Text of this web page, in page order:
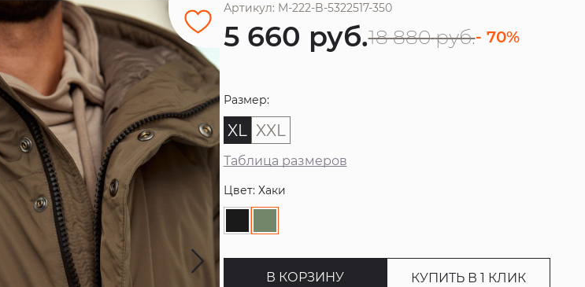
Артикул: M-222-B-5322517-350
5 660 руб.18 880 руб.- 70%
Размер:
XL XXL
Таблица размеров
Цвет: Хаки
В КОРЗИНУ КУПИТЬ В 1 КЛИК